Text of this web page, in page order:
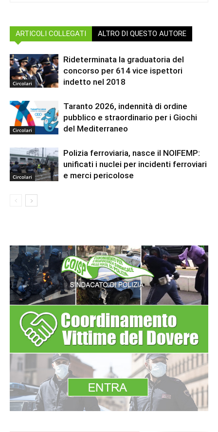
ARTICOLI COLLEGATI ALTRO DI QUESTO AUTORE
Circolari
Rideterminata la graduatoria del
concorso per 614 vice ispettori
indetto nel 2018
Circolari
Taranto 2026, indennità di ordine
pubblico e straordinario per i Giochi
del Mediterraneo
Circolari
Polizia ferroviaria, nasce il NOIFEMP:
unificati i nuclei per incidenti ferroviari
e merci pericolose